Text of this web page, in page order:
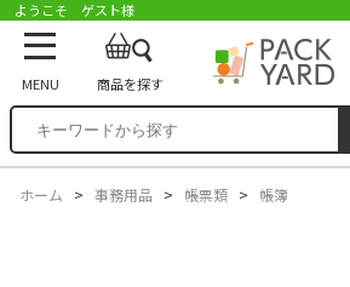
ようこそ ゲスト様
MENU 商品を探す
ホーム > 事務用品 > 帳票類 > 帳簿